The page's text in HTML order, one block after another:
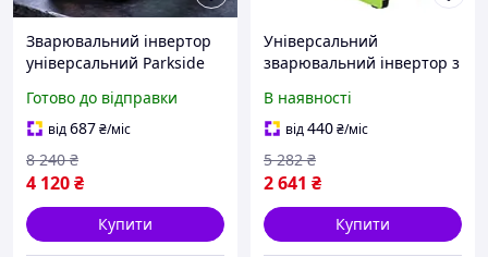
Зварювальний інвертор
універсальний Parkside
зварювальні апарати,
Зварювальний апарат
для дачі, MTS
Готово до відправки
від687₴/міс
4 120₴
8 240 ₴
Купити
Універсальний
зварювальний інвертор з
Procraft SP300, Апарат
інверторний для
зварювання
В наявності
від440₴/міс
2 641 ₴
5 282 ₴
Купити